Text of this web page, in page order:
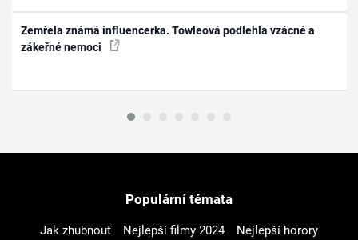
Zemřela známá influencerka. Towleová podlehla vzácné a
zákeřné nemoci
Populární témata
Jak zhubnout Nejlepší filmy 2024
Nejlepší horory